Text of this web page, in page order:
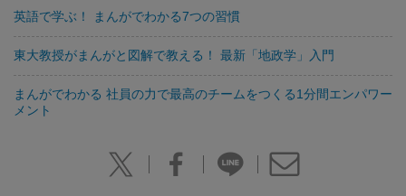
英語で学ぶ！ まんがでわかる7つの習慣
東大教授がまんがと図解で教える！ 最新「地政学」入門
まんがでわかる 社員の力で最高のチームをつくる1分間エンパワー
メント